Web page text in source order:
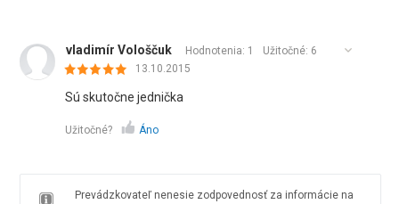
vladimír Vološčuk Hodnotenia: 1 Užitočné: 6
13.10.2015
Sú skutočne jednička
Užitočné? Áno
Prevádzkovateľ nenesie zodpovednosť za informácie na